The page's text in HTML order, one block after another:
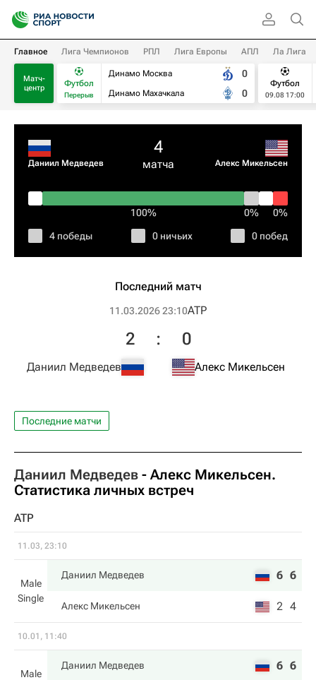
Главное Лига Чемпионов РПЛ Лига Европы АПЛ Ла Лига
Матч-
центр
Футбол
Перерыв
Динамо Москва
Динамо Махачкала
0
0
Футбол
09.08 17:00
Даниил Медведев
4
матча Алекс Микельсен
100% 0% 0%
4 победы 0 ничьих 0 побед
Последний матч
11.03.2026 23:10ATP
Даниил Медведев
2 : 0
Алекс Микельсен
Последние матчи
Даниил Медведев - Алекс Микельсен.
Статистика личных встреч
ATP
11.03, 23:10
Male
Single
Даниил Медведев 6 6
Алекс Микельсен 2 4
10.01, 11:40
Male
Даниил Медведев 6 6